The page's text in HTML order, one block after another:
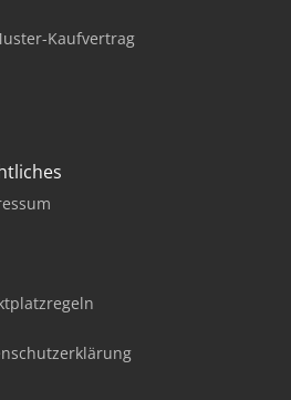
Kaufvertrag